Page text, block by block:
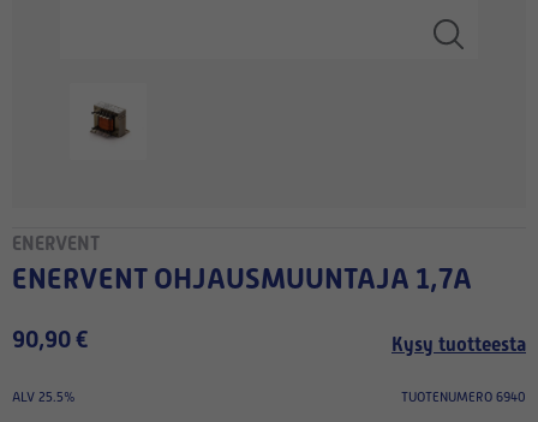
ENERVENT
ENERVENT OHJAUSMUUNTAJA 1,7A
90,90 € Kysy tuotteesta
ALV 25.5% TUOTENUMERO 6940